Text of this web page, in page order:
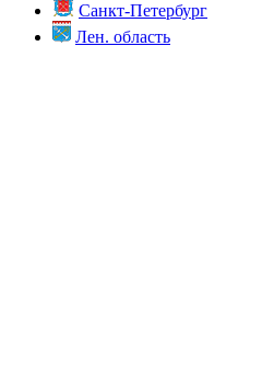
Санкт-Петербург
Лен. область